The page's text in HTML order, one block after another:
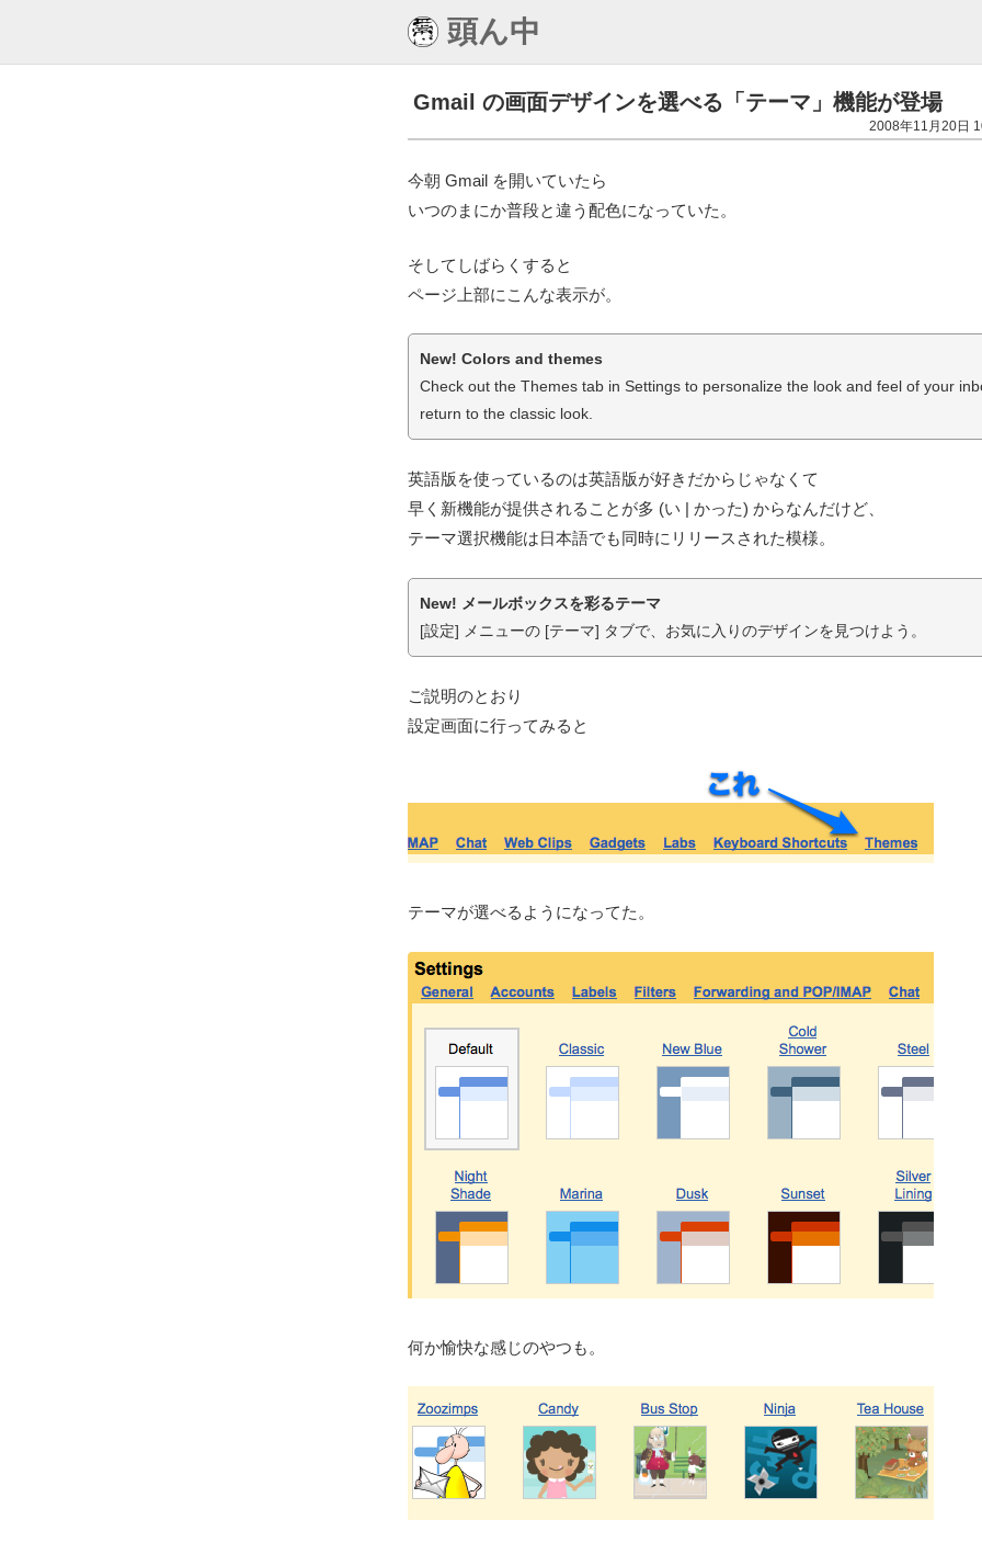
頭ん中
Gmail の画面デザインを選べる「テーマ」機能が登場
2008年11月20日
今朝 Gmail を開いていたら
いつのまにか普段と違う配色になっていた。
そしてしばらくすると
ページ上部にこんな表示が。
New! Colors and themes
Check out the Themes tab in Settings to personalize the look and feel of your
return to the classic look.
英語版を使っているのは英語版が好きだからじゃなくて
早く新機能が提供されることが多 (い | かった) からなんだけど、
テーマ選択機能は日本語でも同時にリリースされた模様。
New! メールボックスを彩るテーマ
[設定] メニューの [テーマ] タブで、お気に入りのデザインを見つけよう。
ご説明のとおり
設定画面に行ってみると
テーマが選べるようになってた。
何か愉快な感じのやつも。